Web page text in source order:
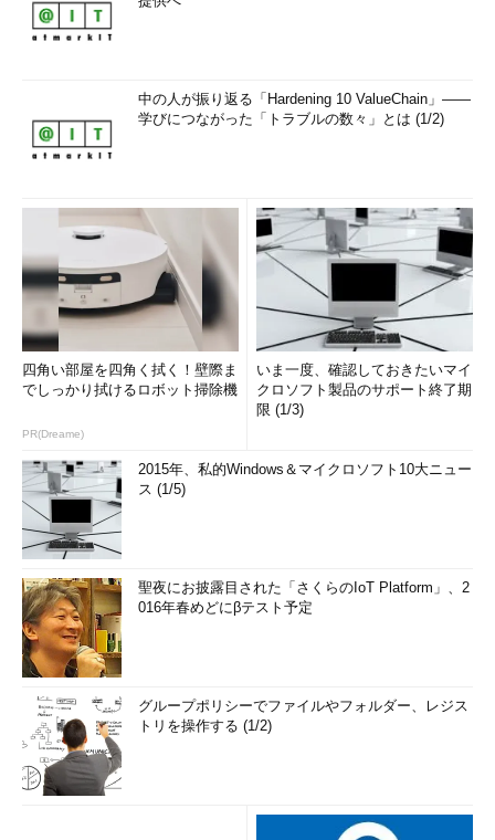
中の人が振り返る「Hardening 10 ValueChain」――
学びにつながった「トラブルの数々」とは (1/2)
四角い部屋を四角く拭く！壁際ま
でしっかり拭けるロボット掃除機
PR(Dreame)
いま一度、確認しておきたいマイ
クロソフト製品のサポート終了期
限 (1/3)
2015年、私的Windows＆マイクロソフト10大ニュー
ス (1/5)
聖夜にお披露目された「さくらのIoT Platform」、2
016年春めどにβテスト予定
グループポリシーでファイルやフォルダー、レジス
トリを操作する (1/2)